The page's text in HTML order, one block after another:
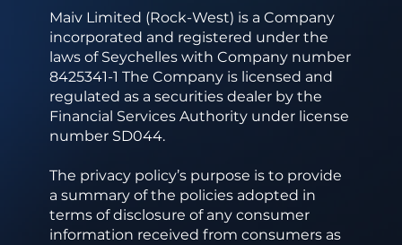
Maiv Limited (Rock-West) is a Company
incorporated and registered under the
laws of Seychelles with Company number
8425341-1 The Company is licensed and
regulated as a securities dealer by the
Financial Services Authority under license
number SD044.
The privacy policy’s purpose is to provide
a summary of the policies adopted in
terms of disclosure of any consumer
information received from consumers as